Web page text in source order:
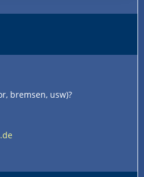
bremsen, usw)?